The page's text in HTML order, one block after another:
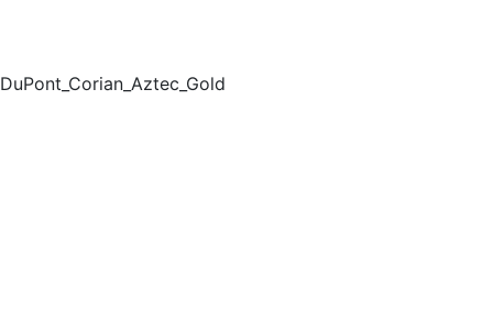
DuPont_Corian_Aztec_Gold